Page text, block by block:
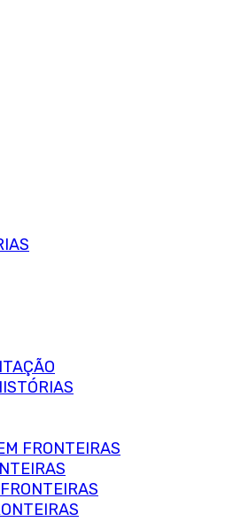
FRONTEIRAS